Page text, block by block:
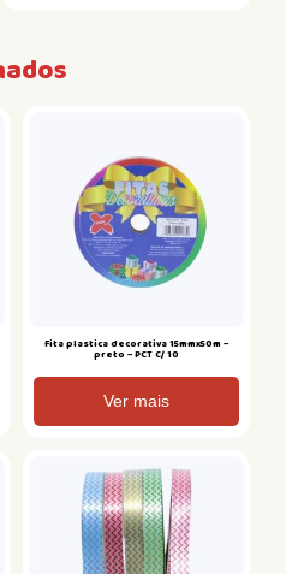
Fita plastica decorativa 15mmx50m –
preto – PCT C/ 10
Ver mais